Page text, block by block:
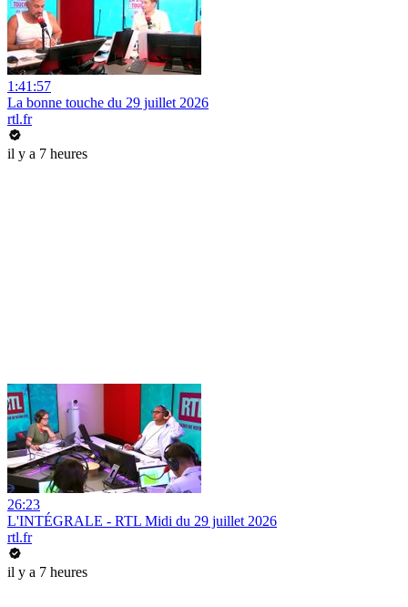
1:41:57
La bonne touche du 29 juillet 2026
rtl.fr
il y a 7 heures
26:23
L'INTÉGRALE - RTL Midi du 29 juillet 2026
rtl.fr
il y a 7 heures